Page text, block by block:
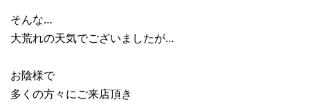
そんな…
大荒れの天気でございましたが…
お陰様で
多くの方々にご来店頂き